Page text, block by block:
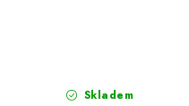
Skladem